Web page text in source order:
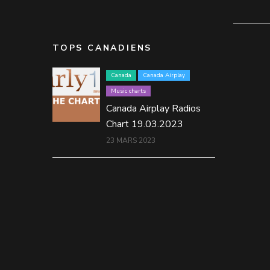
TOPS CANADIENS
Canada
Canada Airplay
Music charts
Canada Airplay Radios
Chart 19.03.2023
23 MARS 2023